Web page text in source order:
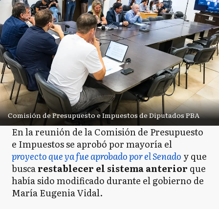
Comisión de Presupuesto e Impuestos de Diputados PBA
En la reunión de la Comisión de Presupuesto
e Impuestos se aprobó por mayoría el
proyecto que ya fue aprobado por el Senado y que
buscarestablecer el sistema anterior que
había sido modificado durante el gobierno de
María Eugenia Vidal.